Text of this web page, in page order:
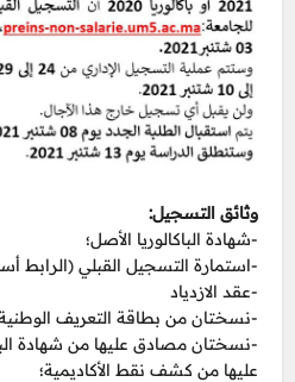
وثائق التسجيل:
-شهادة الباكالوريا الأصل؛
-استمارة التسجيل القبلي (الرابط
-عقد الازدياد
-نسختان من بطاقة التعريف
-نسختان مصادق عليها من شهادة
عليها من كشف نقط الأكاديمية؛